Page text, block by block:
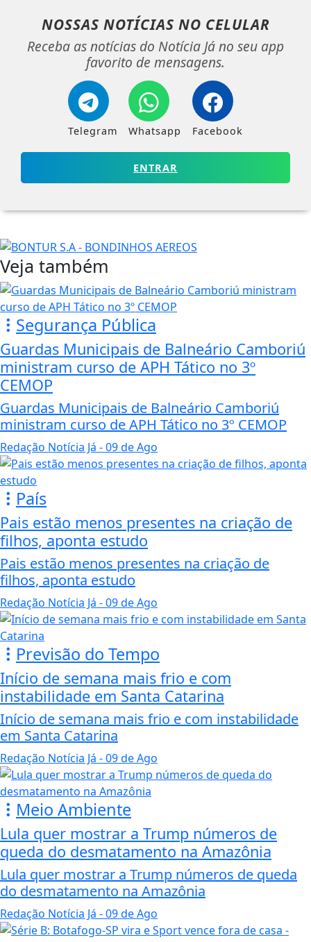
NOSSAS NOTÍCIAS NO CELULAR
Receba as notícias do Notícia Já no seu app
favorito de mensagens.
Telegram Whatsapp Facebook
ENTRAR
Veja também
Segurança Pública
Guardas Municipais de Balneário Camboriú
ministram curso de APH Tático no 3º
CEMOP
Guardas Municipais de Balneário Camboriú
ministram curso de APH Tático no 3º CEMOP
Redação Notícia Já - 09 de Ago
País
Pais estão menos presentes na criação de
filhos, aponta estudo
Pais estão menos presentes na criação de
filhos, aponta estudo
Redação Notícia Já - 09 de Ago
Previsão do Tempo
Início de semana mais frio e com
instabilidade em Santa Catarina
Início de semana mais frio e com instabilidade
em Santa Catarina
Redação Notícia Já - 09 de Ago
Meio Ambiente
Lula quer mostrar a Trump números de
queda do desmatamento na Amazônia
Lula quer mostrar a Trump números de queda
do desmatamento na Amazônia
Redação Notícia Já - 09 de Ago